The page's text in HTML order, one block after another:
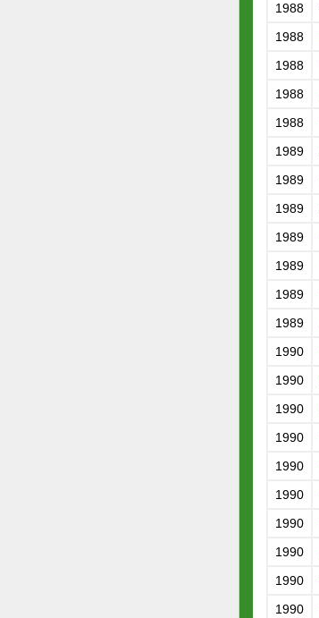
1988
1988
1988
1988
1988
1989
1989
1989
1989
1989
1989
1989
1990
1990
1990
1990
1990
1990
1990
1990
1990
1990